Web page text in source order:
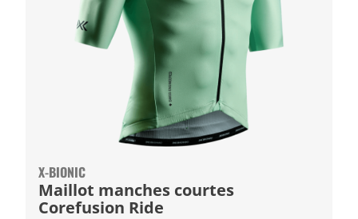
X-BIONIC
Maillot manches courtes
Corefusion Ride